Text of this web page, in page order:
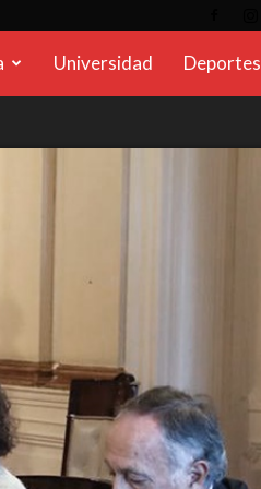
Universidad Deportes